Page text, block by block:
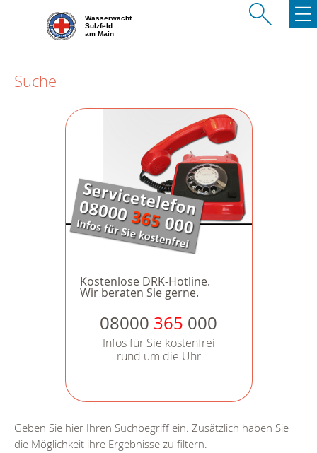
Wasserwacht
Sulzfeld
am Main
Suche
Kostenlose DRK-Hotline.
Wir beraten Sie gerne.
08000 365 000
Infos für Sie kostenfrei
rund um die Uhr
Geben Sie hier Ihren Suchbegriff ein. Zusätzlich haben Sie
die Möglichkeit ihre Ergebnisse zu filtern.